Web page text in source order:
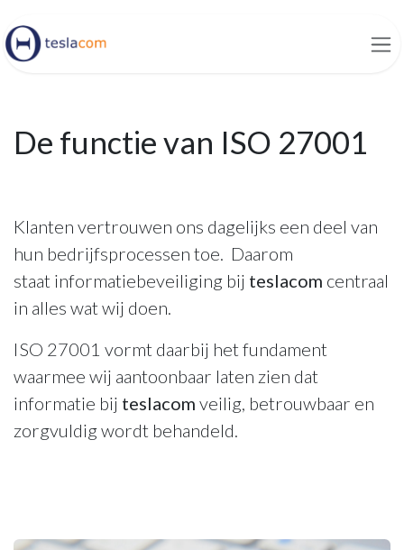
De functie van ISO 27001
Klanten vertrouwen ons dagelijks een deel van
hun bedrijfsprocessen toe. Daarom
staat informatiebeveiliging bij teslacom centraal
in alles wat wij doen.
ISO 27001 vormt daarbij het fundament
waarmee wij aantoonbaar laten zien dat
informatie bij teslacom veilig, betrouwbaar en
zorgvuldig wordt behandeld.